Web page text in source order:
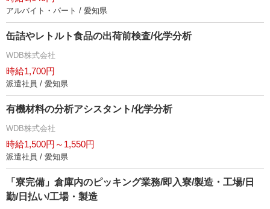
アルバイト・パート / 愛知県
缶詰やレトルト食品の出荷前検査/化学分析
WDB株式会社
時給1,700円
派遣社員 / 愛知県
有機材料の分析アシスタント/化学分析
WDB株式会社
時給1,500円～1,550円
派遣社員 / 愛知県
「寮完備」倉庫内のピッキング業務/即入寮/製造・工場/日
勤/日払い/工場・製造